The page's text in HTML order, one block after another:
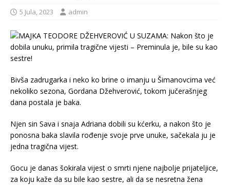
5 Jula, 2023 admin
Bivša zadrugarka i neko ko brine o imanju u Šimanovcima već
nekoliko sezona, Gordana Džehverović, tokom jučerašnjeg
dana postala je baka.
Njen sin Sava i snaja Adriana dobili su kćerku, a nakon što je
ponosna baka slavila rođenje svoje prve unuke, sačekala ju je
jedna tragična vijest.
Gocu je danas šokirala vijest o smrti njene najbolje prijateljice,
za koju kaže da su bile kao sestre, ali da se nesretna žena